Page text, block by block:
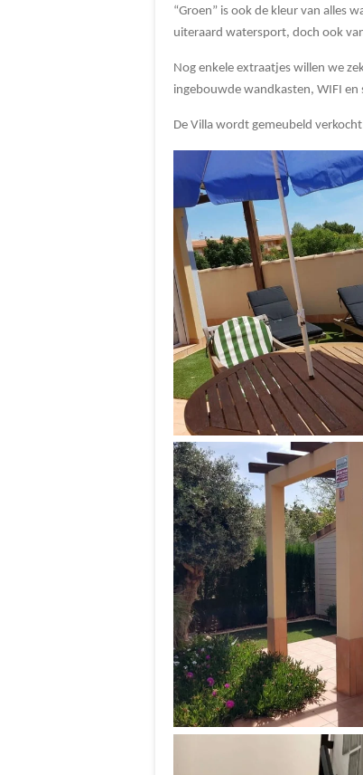
“Groen” is ook de kleur van alles
uiteraard watersport, doch ook
Nog enkele extraatjes willen we
ingebouwde wandkasten, WIFI en
De Villa wordt gemeubeld